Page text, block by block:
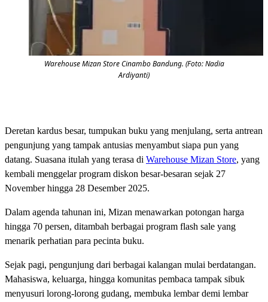
Warehouse Mizan Store Cinambo Bandung. (Foto: Nadia
Ardiyanti)
Deretan kardus besar, tumpukan buku yang menjulang, serta antrean
pengunjung yang tampak antusias menyambut siapa pun yang
datang. Suasana itulah yang terasa di Warehouse Mizan Store, yang
kembali menggelar program diskon besar-besaran sejak 27
November hingga 28 Desember 2025.
Dalam agenda tahunan ini, Mizan menawarkan potongan harga
hingga 70 persen, ditambah berbagai program flash sale yang
menarik perhatian para pecinta buku.
Sejak pagi, pengunjung dari berbagai kalangan mulai berdatangan.
Mahasiswa, keluarga, hingga komunitas pembaca tampak sibuk
menyusuri lorong-lorong gudang, membuka lembar demi lembar